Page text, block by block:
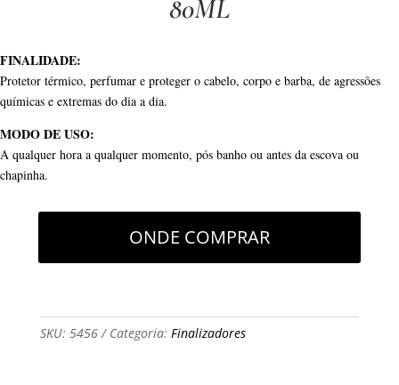
80ML
FINALIDADE:
Protetor térmico, perfumar e proteger o cabelo, corpo e barba, de agressões
químicas e extremas do dia a dia.
MODO DE USO:
A qualquer hora a qualquer momento, pós banho ou antes da escova ou
chapinha.
ONDE COMPRAR
SKU: 5456 Categoria: Finalizadores